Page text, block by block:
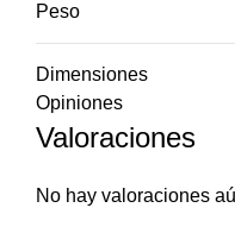
Peso
Dimensiones
Opiniones
Valoraciones
No hay valoraciones